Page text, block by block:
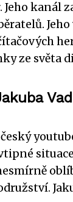
kanál
ze světa